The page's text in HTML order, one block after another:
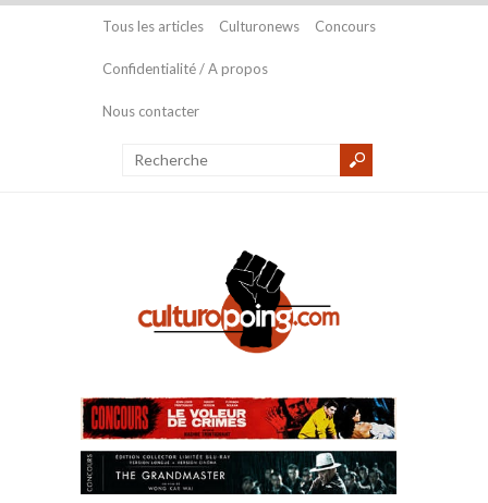
Tous les articles Culturonews Concours
Confidentialité / A propos
Nous contacter